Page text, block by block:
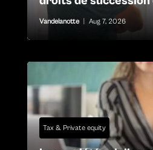
Vandelanotte Aug 7, 2026
Tax & Private equity